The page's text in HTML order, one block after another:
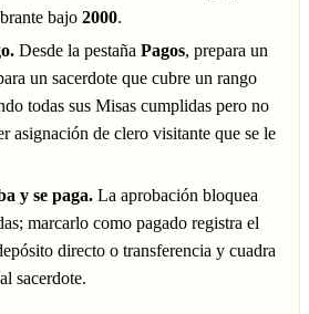
bajo 2000.
Desde la pestaña Pagos, prepara un
un sacerdote que cubre un rango
todas sus Misas cumplidas pero no
asignación de clero visitante que se le
y se paga. La aprobación bloquea
marcarlo como pagado registra el
directo o transferencia y cuadra
sacerdote.